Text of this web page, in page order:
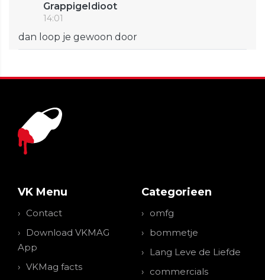
GrappigeIdioot
14:01
dan loop je gewoon door
VK Menu
Contact
Download VKMAG
App
VKMag facts
Categorieen
omfg
bommetje
Lang Leve de Liefde
commercials